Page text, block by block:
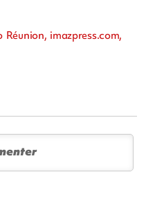
imazpress.com,